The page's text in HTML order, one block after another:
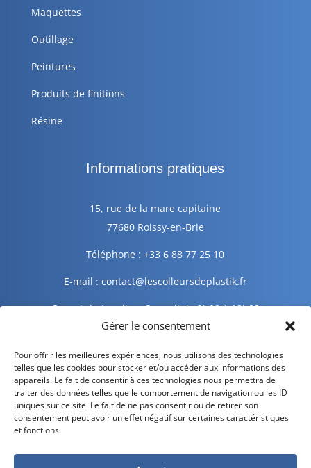
Gérer le consentement
Pour offrir les meilleures expériences, nous utilisons des technologies
telles que les cookies pour stocker et/ou accéder aux informations des
appareils. Le fait de consentir à ces technologies nous permettra de
traiter des données telles que le comportement de navigation ou les ID
uniques sur ce site. Le fait de ne pas consentir ou de retirer son
consentement peut avoir un effet négatif sur certaines caractéristiques
et fonctions.
Maquettes
Outillage
Peintures
Produits de finitions
Résine
Informations pratiques
15, rue de la mare capitaine
77680 Roissy-en-Brie
Téléphone : +33 6 88 77 25 10
E-mail : contact@lescolleursdeplastik.fr
Ouvert du Lundi au Samedi de 9h00 à 19h00
Informations légales
Mentions légales
Politique de confidentialité